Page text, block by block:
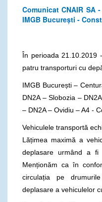
Comunicat CNAIR SA
IMGB București -
În perioada 21.10.2019
patru transporturi cu
IMGB București –
DN2A – Slobozia –
– DN2A – Ovidiu – A4 -
Vehiculele transportă
Lățimea maximă a
deplasare urmând a fi
Menționăm ca în
circulația pe
deplasare a vehiculelor